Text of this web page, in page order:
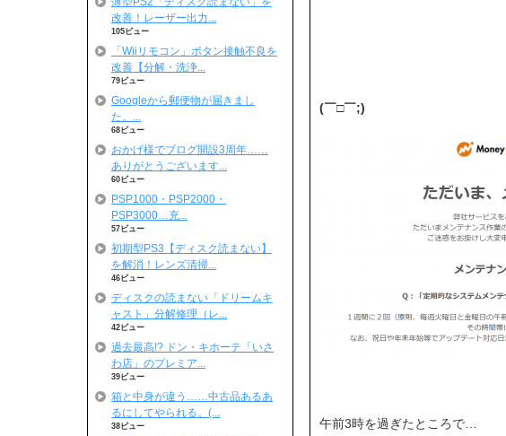
(￣□￣;)
午前3時を過ぎたところで…
改善！レーザー出力...
105ビュー
「Wiiリモコン」ボタン接触不良を
改善【分解・洗浄...
79ビュー
Googleから郵便物が届きまし
た。...
68ビュー
おかげ様でブログ開設3周年……
ありがとうございます...
60ビュー
PSP1000・PSP2000・
PSP3000…充...
57ビュー
初期型PS3【ディスク読まない】
を解消！レンズ清掃...
46ビュー
ディスクの読まない「ドリームキ
ャスト」分解修理（レ...
42ビュー
過去最高!? ドン・キホーテ「いさ
わ店」のプレミア...
39ビュー
箱と中身が違う……中古品あるあ
るにしてやられる。(...
38ビュー